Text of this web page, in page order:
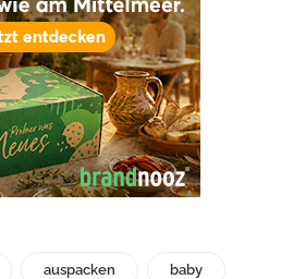
auspacken baby